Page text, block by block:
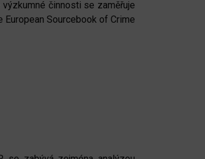
činnosti se zaměřuje
Sourcebook of Crime